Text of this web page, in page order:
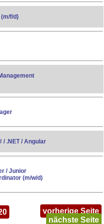
f/d)
/ .NET / Angular
/ Junior
(m/w/d)
vorherige Seite
nächste Seite